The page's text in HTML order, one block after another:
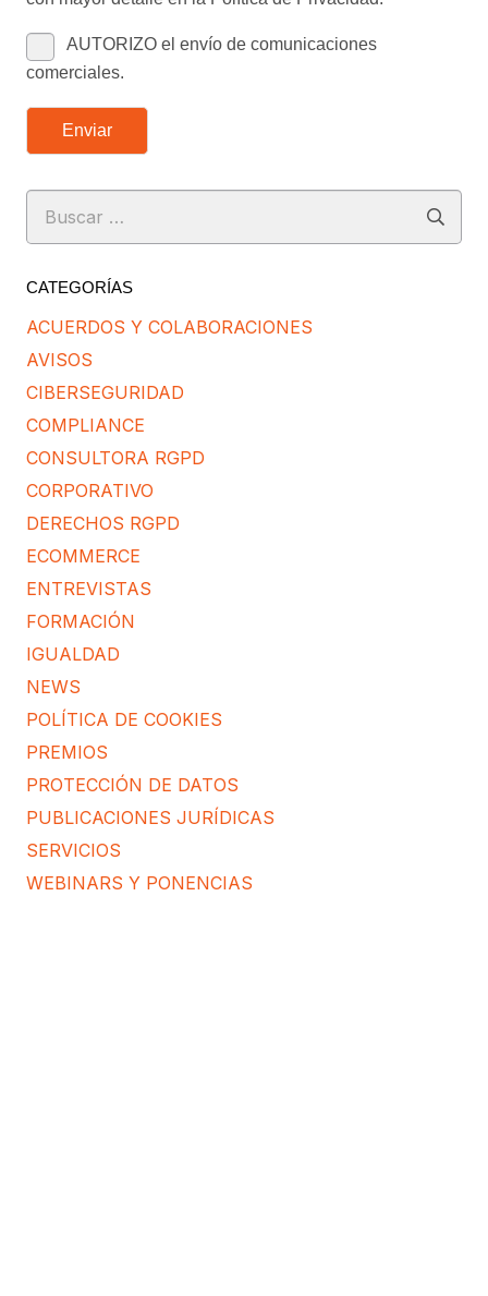
AUTORIZO el envío de comunicaciones
comerciales.
Enviar
Buscar:
CATEGORÍAS
ACUERDOS Y COLABORACIONES
AVISOS
CIBERSEGURIDAD
COMPLIANCE
CONSULTORA RGPD
CORPORATIVO
DERECHOS RGPD
ECOMMERCE
ENTREVISTAS
FORMACIÓN
IGUALDAD
NEWS
POLÍTICA DE COOKIES
PREMIOS
PROTECCIÓN DE DATOS
PUBLICACIONES JURÍDICAS
SERVICIOS
WEBINARS Y PONENCIAS